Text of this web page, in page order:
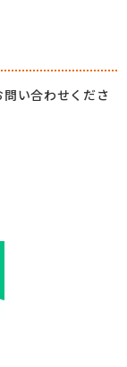
い合わせくださ